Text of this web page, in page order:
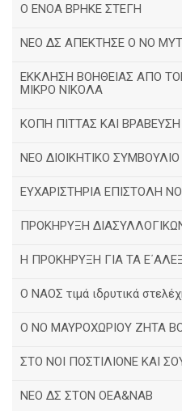
Ο ΕΝΟΑ ΒΡΗΚΕ ΣΤΕΓΗ
ΝΕΟ ΔΣ ΑΠΕΚΤΗΣΕ Ο ΝΟ
ΕΚΚΛΗΣΗ ΒΟΗΘΕΙΑΣ ΑΠΟ
ΜΙΚΡΟ ΝΙΚΟΛΑ
ΚΟΠΗ ΠΙΤΤΑΣ ΚΑΙ
ΝΕΟ ΔΙΟΙΚΗΤΙΚΟ
ΕΥΧΑΡΙΣΤΗΡΙΑ ΕΠΙΣΤΟΛΗ
ΠΡΟΚΗΡΥΞΗ
Η ΠΡΟΚΗΡΥΞΗ ΓΙΑ ΤΑ
Ο ΝΑΟΣ τιμά ιδρυτικά
Ο ΝΟ ΜΑΥΡΟΧΩΡΙΟΥ ΖΗΤΑ
ΣΤΟ ΝΟΙ ΠΟΣΤΙΛΙΟΝΕ ΚΑΙ
ΝΕΟ ΔΣ ΣΤΟΝ ΟΕΑ&ΝΑΒ